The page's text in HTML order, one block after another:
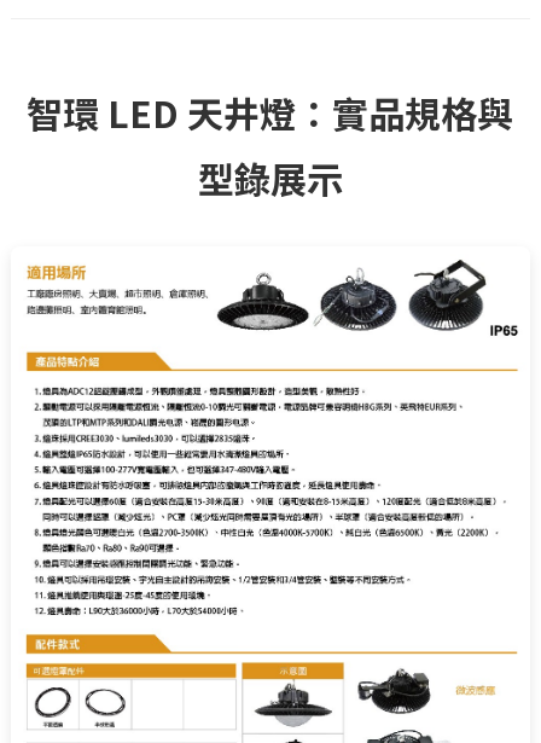
智環 LED 天井燈：實品規格與
型錄展示